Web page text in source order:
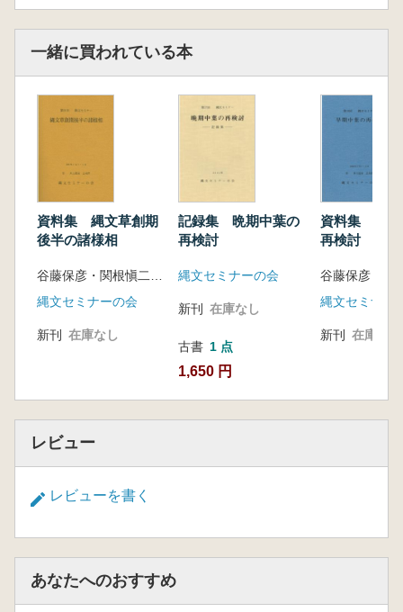
一緒に買われている本
資料集 縄文草創期
後半の諸様相
谷藤保彦・関根愼二 編
縄文セミナーの会
新刊 在庫なし
記録集 晩期中葉の
再検討
縄文セミナーの会
新刊 在庫なし
古書 1 点
1,650 円
資料集 早期
再検討
縄文セミナー
新刊 在庫なし
レビュー
レビューを書く
あなたへのおすすめ